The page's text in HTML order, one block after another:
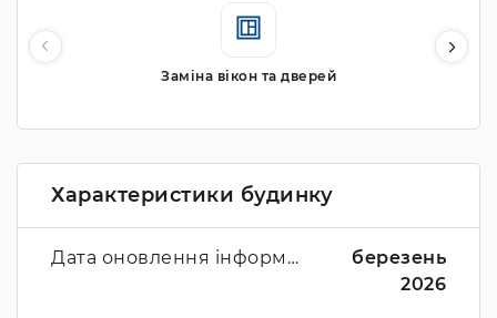
Заміна вікон та дверей
Характеристики будинку
Дата оновлення інформації
березень
2026